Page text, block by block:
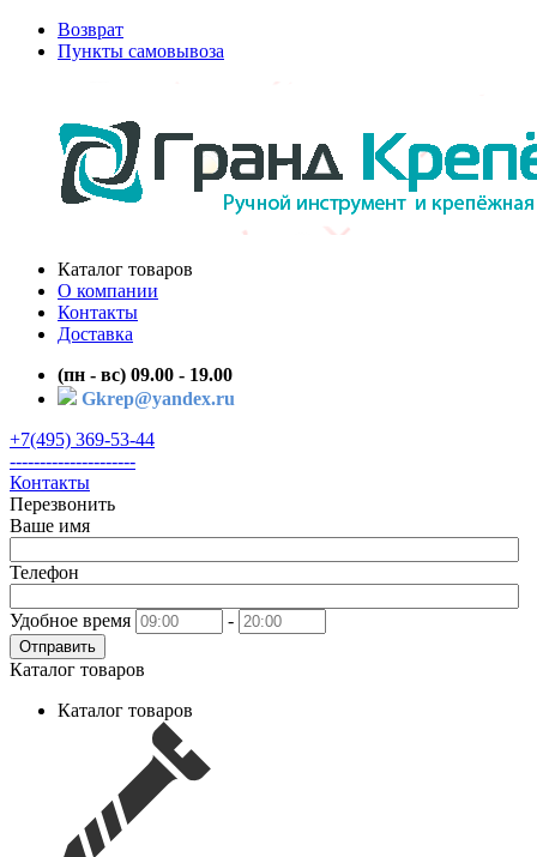
Возврат
Пункты самовывоза
Каталог товаров
О компании
Контакты
Доставка
(пн - вс) 09.00 - 19.00
Gkrep@yandex.ru
+7(495) 369-53-44
---------------------
Контакты
Перезвонить
Ваше имя
Телефон
Удобное время -
Отправить
Каталог товаров
Каталог товаров